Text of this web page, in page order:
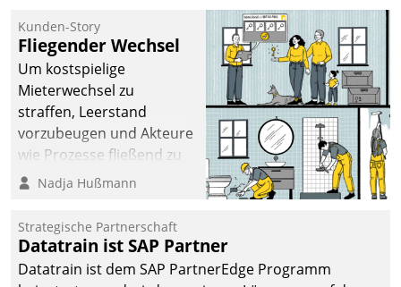
Unternehmen.
Kunden-Story
Fliegender Wechsel
Um kostspielige
Mieterwechsel zu
straffen, Leerstand
vorzubeugen und Akteure
wie Prozesse fließend zu
vernetzen, nutzt die
Jahresbeginn eine
Überblick, Einsicht und
Eingriff bietende Lösung.
Nadja Hußmann
Strategische Partnerschaft
Datatrain ist SAP Partner
Datatrain ist dem SAP PartnerEdge Programm